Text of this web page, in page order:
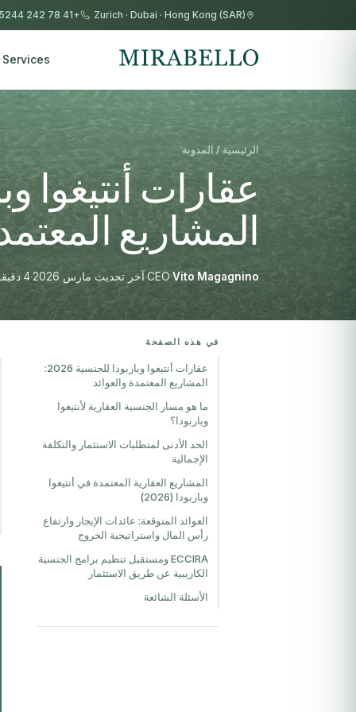
Zurich · Dubai · Hong Kong (SAR)
+41 78 242 5244
Services
الرئيسية / المدونة
المشاريع
Vito Magagnino
·
CEO
·آخر تحديث مارس 2026 ·4 دقيقة قراءة
في هذه الصفحة
عقارات أنتيغوا وباربودا للجنسية 2026:
المشاريع المعتمدة والعوائد
ما هو مسار الجنسية العقارية لأنتيغوا
وباربودا؟
الحد الأدنى لمتطلبات الاستثمار والتكلفة
الإجمالية
المشاريع العقارية المعتمدة في أنتيغوا
وباربودا (2026)
العوائد المتوقعة: عائدات الإيجار وارتفاع
رأس المال واستراتيجية الخروج
ECCIRA ومستقبل تنظيم برامج الجنسية
الكاريبية عن طريق الاستثمار
الأسئلة الشائعة